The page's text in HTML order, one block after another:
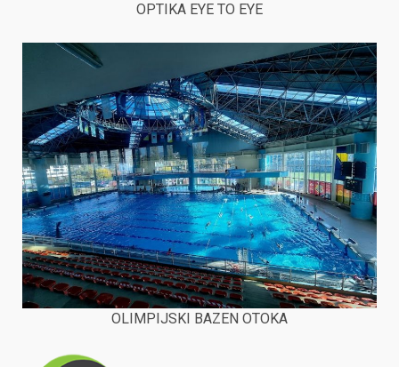
OPTIKA EYE TO EYE
OLIMPIJSKI BAZEN OTOKA